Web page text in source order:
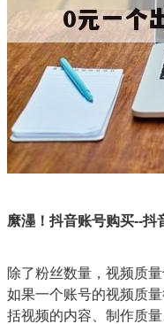
縻濹！抖音账号购买--抖
除了粉丝数量，视频质
如果一个账号的视频质
括视频的内容、制作质量